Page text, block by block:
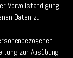
Vervollständigung
Daten zu
zur Ausübung